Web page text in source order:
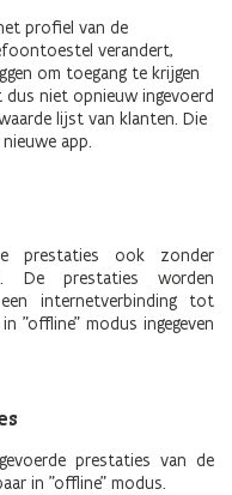
profiel van de
verandert,
om toegang te krijgen
niet opnieuw ingevoerd
lijst van klanten. Die
app.
prestaties ook zonder
De prestaties worden
internetverbinding tot
"offline" modus ingegeven
prestaties van de
in "offline" modus.